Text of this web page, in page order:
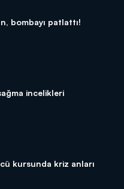
bombayı patlattı!
incelikleri
kursunda kriz anları